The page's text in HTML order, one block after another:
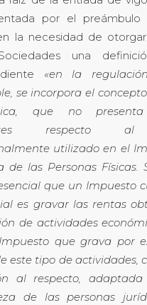
por el
la necesidad de
una
«en la
se incorpora el
que no presenta
respecto al
utilizado en el
de las Personas Físicas.
que un Impuesto
es gravar las rentas
de actividades
que grava por
este tipo de actividades,
al respecto,
de las personas